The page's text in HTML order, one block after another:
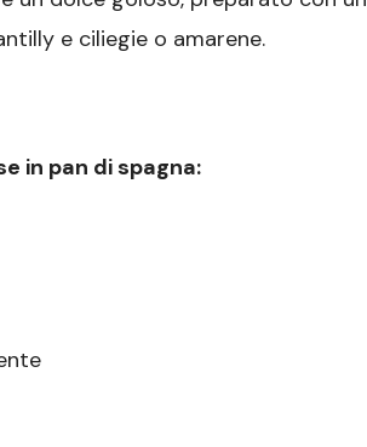
e ciliegie o amarene.
in pan di spagna: